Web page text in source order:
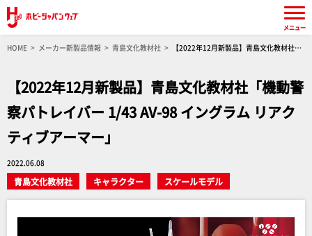
HOME メーカー新製品情報 青島文化教材社
【2022年12月新製品】青島文化教材社
【2022年12月新製品】青島文化教材社「機動警
察パトレイバー 1/43 AV-98 イングラム リアク
ティブアーマー」
2022.06.08
青島文化教材社 キャラクター スケールモデル
メニュー